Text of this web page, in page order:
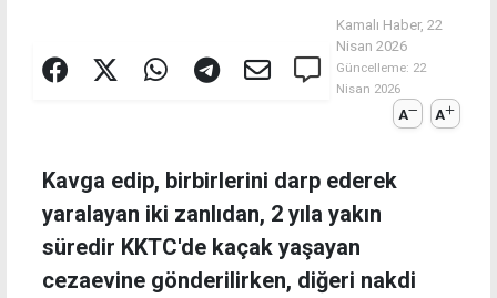
Kamalı Haber,22
Nisan 2026
Güncelleme: 22
Nisan 2026
A A
Kavga edip, birbirlerini darp ederek
yaralayan iki zanlıdan, 2 yıla yakın
süredir KKTC'de kaçak yaşayan
cezaevine gönderilirken, diğeri nakdi